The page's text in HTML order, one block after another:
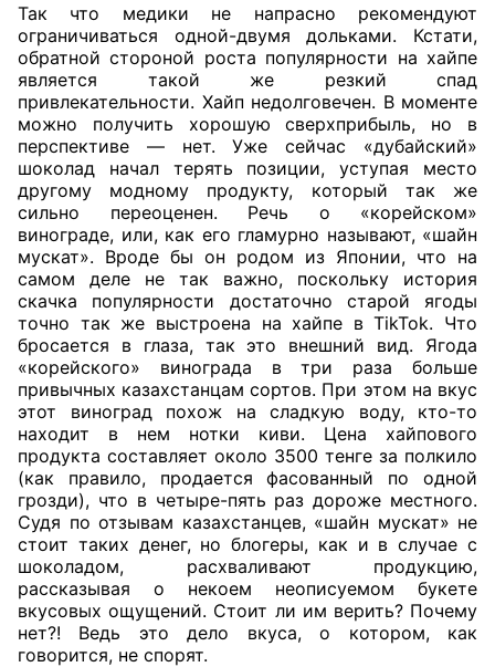
Так что медики не напрасно рекомендуют
ограничиваться одной-двумя дольками. Кстати,
обратной стороной роста популярности на хайпе
является такой же резкий спад
привлекательности. Хайп недолговечен. В моменте
можно получить хорошую сверхприбыль, но в
перспективе — нет. Уже сейчас «дубайский»
шоколад начал терять позиции, уступая место
другому модному продукту, который так же
сильно переоценен. Речь о «корейском»
винограде, или, как его гламурно называют, «шайн
мускат». Вроде бы он родом из Японии, что на
самом деле не так важно, поскольку история
скачка популярности достаточно старой ягоды
точно так же выстроена на хайпе в TikTok. Что
бросается в глаза, так это внешний вид. Ягода
«корейского» винограда в три раза больше
привычных казахстанцам сортов. При этом на вкус
этот виноград похож на сладкую воду, кто-то
находит в нем нотки киви. Цена хайпового
продукта составляет около 3500 тенге за полкило
(как правило, продается фасованный по одной
грозди), что в четыре-пять раз дороже местного.
Судя по отзывам казахстанцев, «шайн мускат» не
стоит таких денег, но блогеры, как и в случае с
шоколадом, расхваливают продукцию,
рассказывая о некоем неописуемом букете
вкусовых ощущений. Стоит ли им верить? Почему
нет?! Ведь это дело вкуса, о котором, как
говорится, не спорят.